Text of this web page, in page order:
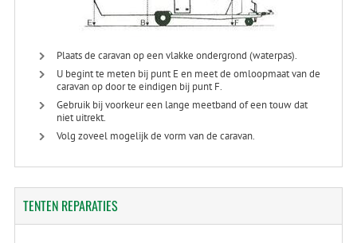
Plaats de caravan op een vlakke ondergrond (waterpas).
U begint te meten bij punt E en meet de omloopmaat van de
caravan op door te eindigen bij punt F.
Gebruik bij voorkeur een lange meetband of een touw dat
niet uitrekt.
Volg zoveel mogelijk de vorm van de caravan.
TENTENREPARATIES